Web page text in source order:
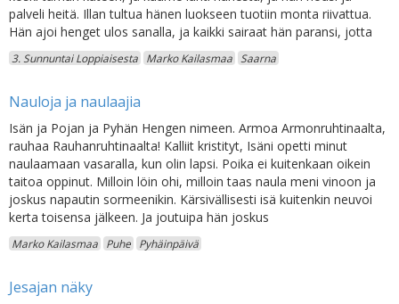
palveli heitä. Illan tultua hänen luokseen tuotiin monta riivattua.
Hän ajoi henget ulos sanalla, ja kaikki sairaat hän paransi, jotta
3. Sunnuntai Loppiaisesta Marko Kailasmaa Saarna
Nauloja ja naulaajia
Isän ja Pojan ja Pyhän Hengen nimeen. Armoa Armonruhtinaalta,
rauhaa Rauhanruhtinaalta! Kalliit kristityt, Isäni opetti minut
naulaamaan vasaralla, kun olin lapsi. Poika ei kuitenkaan oikein
taitoa oppinut. Milloin löin ohi, milloin taas naula meni vinoon ja
joskus napautin sormeenikin. Kärsivällisesti isä kuitenkin neuvoi
kerta toisensa jälkeen. Ja joutuipa hän joskus
Marko Kailasmaa Puhe Pyhäinpäivä
Jesajan näky